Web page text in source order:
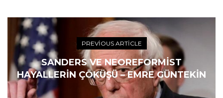
PREVIOUS ARTICLE
SANDERS VE NEOREFORMIST
HAYALLERIN ÇÖKÜŞÜ – EMRE GÜNTEKIN